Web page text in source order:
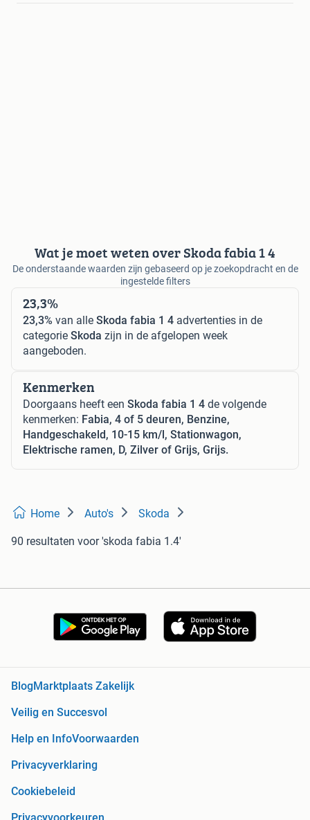
Wat je moet weten over Skoda fabia 1 4
De onderstaande waarden zijn gebaseerd op je zoekopdracht en de
ingestelde filters
23,3%
23,3% van alle Skoda fabia 1 4 advertenties in de
categorie Skoda zijn in de afgelopen week
aangeboden.
Kenmerken
Doorgaans heeft een Skoda fabia 1 4 de volgende
kenmerken: Fabia, 4 of 5 deuren, Benzine,
Handgeschakeld, 10-15 km/l, Stationwagon,
Elektrische ramen, D, Zilver of Grijs, Grijs.
Home Auto's Skoda
90 resultaten voor 'skoda fabia 1.4'
BlogMarktplaats Zakelijk
Veilig en Succesvol
Help en InfoVoorwaarden
Privacyverklaring
Cookiebeleid